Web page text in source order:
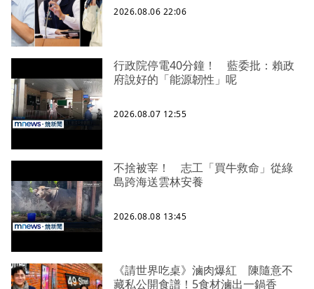
2026.08.06 22:06
行政院停電40分鐘！ 藍委批：賴政
府說好的「能源韌性」呢
2026.08.07 12:55
不捨被宰！ 志工「買牛救命」從綠
島跨海送雲林安養
2026.08.08 13:45
《請世界吃桌》滷肉爆紅 陳隨意不
藏私公開食譜！5食材滷出一鍋香